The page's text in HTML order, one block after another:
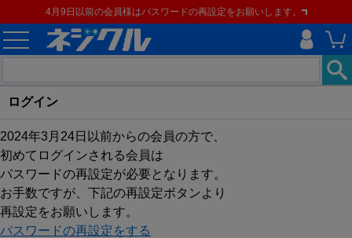
4月9日以前の会員様はパスワードの再設定をお願いします。
ログイン
2024年3月24日以前からの会員の方で、
初めてログインされる会員は
パスワードの再設定が必要となります。
お手数ですが、下記の再設定ボタンより
再設定をお願いします。
パスワードの再設定をする